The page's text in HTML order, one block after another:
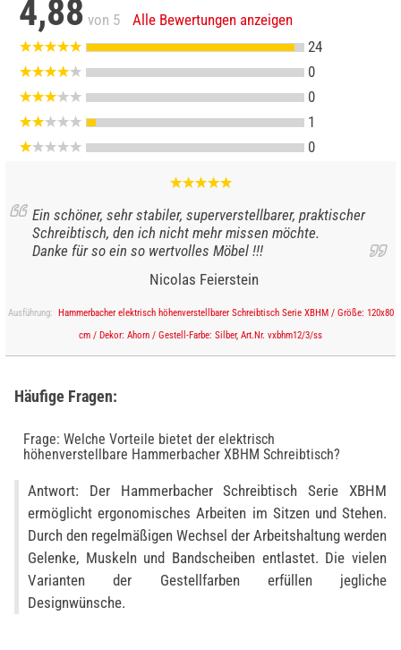
4,88 von 5
Alle Bewertungen anzeigen
24
0
0
1
0
Ein schöner, sehr stabiler, superverstellbarer, praktischer
Schreibtisch, den ich nicht mehr missen möchte.
Danke für so ein so wertvolles Möbel !!!
Nicolas Feierstein
Ausführung: Hammerbacher elektrisch höhenverstellbarer Schreibtisch Serie XBHM / Größe: 120x80
cm / Dekor: Ahorn / Gestell-Farbe: Silber, Art.Nr. vxbhm12/3/ss
Häufige Fragen:
Frage: Welche Vorteile bietet der elektrisch
höhenverstellbare Hammerbacher XBHM Schreibtisch?
Antwort: Der Hammerbacher Schreibtisch Serie XBHM
ermöglicht ergonomisches Arbeiten im Sitzen und Stehen.
Durch den regelmäßigen Wechsel der Arbeitshaltung werden
Gelenke, Muskeln und Bandscheiben entlastet. Die vielen
Varianten der Gestellfarben erfüllen jegliche
Designwünsche.